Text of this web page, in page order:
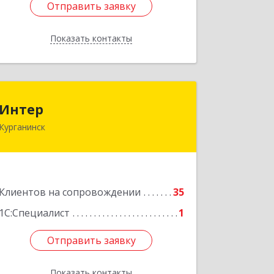
Отправить заявку
Показать контакты
Отправить заявку
Назад
Интер
Курганинск
Клиентов на сопровождении
35
1С:Специалист
1
Отправить заявку
352430, Краснодарский край,
Подробнее
Отправить заявку